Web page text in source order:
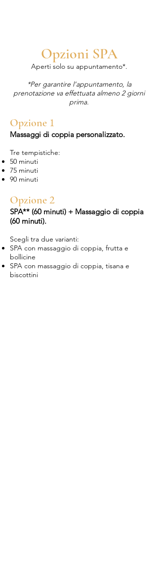
Opzioni SPA
Aperti solo su appuntamento*.
*Per garantire l’appuntamento, la
prenotazione va effettuata almeno 2 giorni
prima.
Opzione 1
Massaggi di coppia personalizzato.
Tre tempistiche:
50 minuti
75 minuti
90 minuti
Opzione 2
SPA** (60 minuti) + Massaggio di coppia
(60 minuti).
Scegli tra due varianti:
SPA con massaggio di coppia, frutta e
bollicine
SPA con massaggio di coppia, tisana e
biscottini